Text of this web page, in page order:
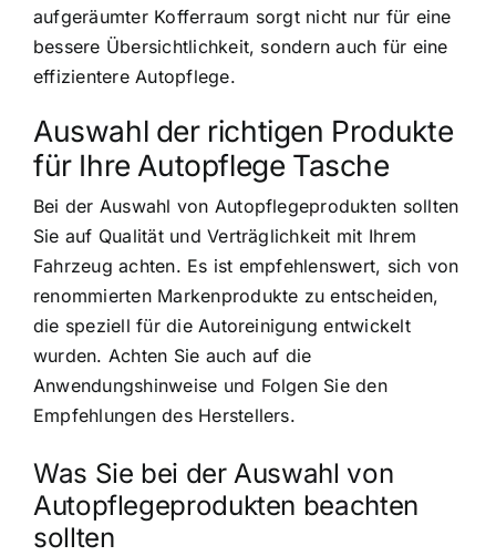
aufgeräumter Kofferraum sorgt nicht nur für eine
bessere Übersichtlichkeit, sondern auch für eine
effizientere Autopflege.
Auswahl der richtigen Produkte
für Ihre Autopflege Tasche
Bei der Auswahl von Autopflegeprodukten sollten
Sie auf Qualität und Verträglichkeit mit Ihrem
Fahrzeug achten. Es ist empfehlenswert, sich von
renommierten Markenprodukte zu entscheiden,
die speziell für die Autoreinigung entwickelt
wurden. Achten Sie auch auf die
Anwendungshinweise und Folgen Sie den
Empfehlungen des Herstellers.
Was Sie bei der Auswahl von
Autopflegeprodukten beachten
sollten